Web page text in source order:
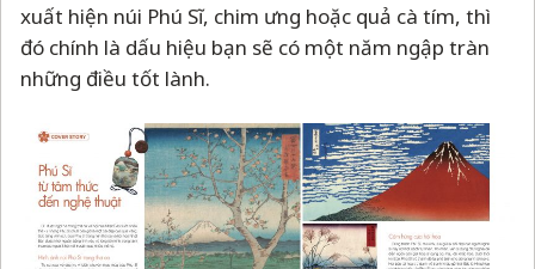
xuất hiện núi Phú Sĩ, chim ưng hoặc quả cà tím, thì
đó chính là dấu hiệu bạn sẽ có một năm ngập tràn
những điều tốt lành.